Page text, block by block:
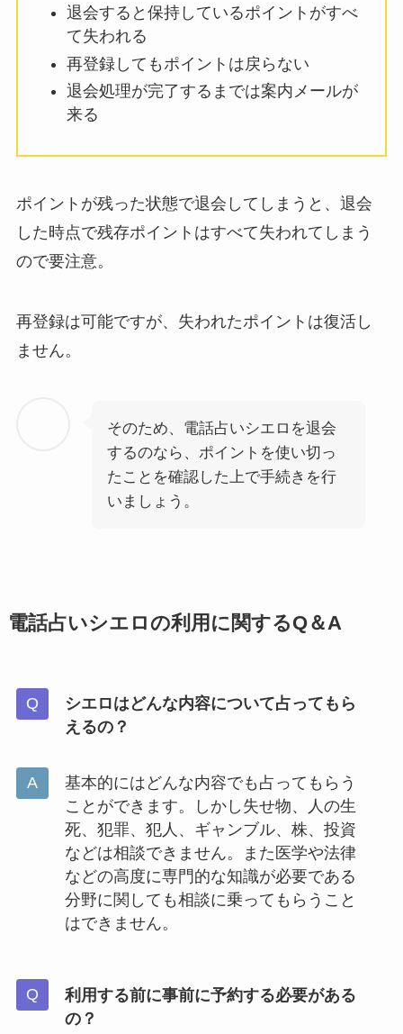
退会すると保持しているポイントがすべ
て失われる
再登録してもポイントは戻らない
退会処理が完了するまでは案内メールが
来る
ポイントが残った状態で退会してしまうと、退会
した時点で残存ポイントはすべて失われてしまう
ので要注意。
再登録は可能ですが、失われたポイントは復活し
ません。
そのため、電話占いシエロを退会
するのなら、ポイントを使い切っ
たことを確認した上で手続きを行
いましょう。
電話占いシエロの利用に関するQ＆A
シエロはどんな内容について占ってもら
えるの？
基本的にはどんな内容でも占ってもらう
ことができます。しかし失せ物、人の生
死、犯罪、犯人、ギャンブル、株、投資
などは相談できません。また医学や法律
などの高度に専門的な知識が必要である
分野に関しても相談に乗ってもらうこと
はできません。
利用する前に事前に予約する必要がある
の？